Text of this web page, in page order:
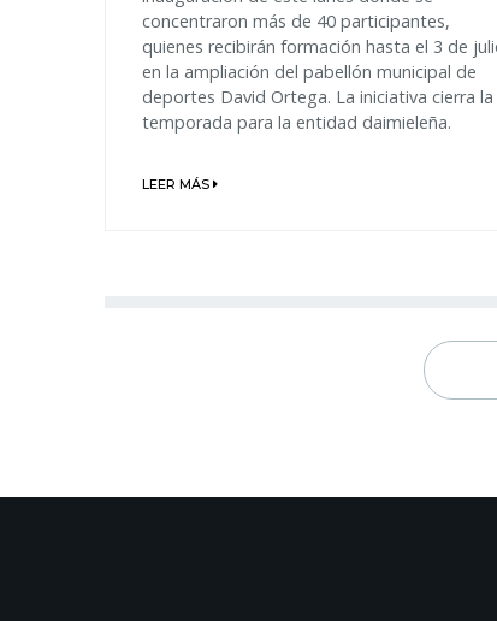
concentraron más de 40 participantes,
quienes recibirán formación hasta el 3 de
en la ampliación del pabellón municipal de
deportes David Ortega. La iniciativa cierra la
temporada para la entidad daimieleña.
LEER MÁS